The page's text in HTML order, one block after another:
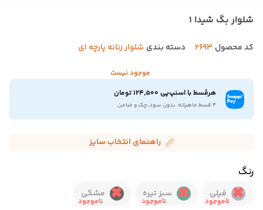
شلوار بگ شیدا 1
کد محصول 2693 دسته بندی شلوار زنانه پارچه ای
موجود نیست
هرقسط با اسنپ‌پی 124,500 تومان
۴ قسط ماهیانه. بدون سود،چک و ضامن.
راهنمای انتخاب سایز
رنگ
فیلی سبز تیره مشکی